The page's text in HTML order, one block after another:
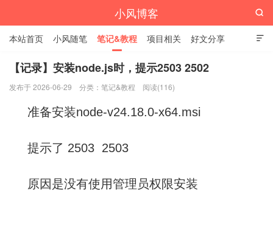
小风博客

本站首页 小风随笔 笔记&教程 项目相关 好文分享
栏目汇总

【记录】安装node.js时，提示2503 2502
发布于 2026-06-29 分类： 笔记&教程 阅读(116)
准备安装node-v24.18.0-x64.msi
提示了 2503 2503
原因是没有使用管理员权限安装